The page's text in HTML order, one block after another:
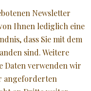
Newsletter
Ihnen lediglich eine
dass Sie mit dem
sind. Weitere
Daten verwenden wir
angeforderten